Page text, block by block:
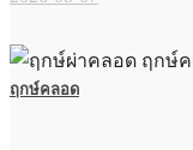
ฤกษ์คลอด